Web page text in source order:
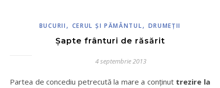
BUCURII , CERUL ŞI PĂMÂNTUL, DRUMEŢII
Şapte frânturi de răsărit
4 septembrie 2013
Partea de concediu petrecută la mare a conţinut trezire la